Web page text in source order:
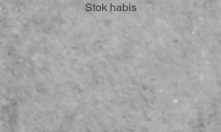
Stok habis